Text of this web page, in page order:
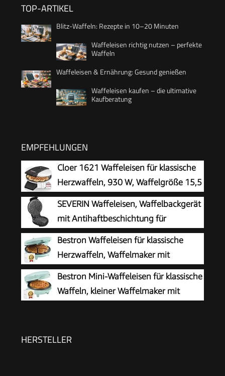
TOP-ARTIKEL
Blitz-Waffeln: Rezepte in 10–20 Minuten
Waffeleisen richtig nutzen – perfekte
Waffeln
Waffeleisen & Ernährung: Gesund genießen
Waffeleisen kaufen – die ultimative
Kaufberatung
EMPFEHLUNGEN
Cloer 1621 Waffeleisen für klassische
Herzwaffeln, 930 W, Waffelgröße 15,5
cm, stufenlos wählbarer
Bräunungsgrad, weiß, Metall
SEVERIN Waffeleisen, Waffelbackgerät
mit Antihaftbeschichtung für
klassische Herzwaffeln, platzsparend
und praktisch, ca. 1.300 W Leistung,
schwarz/Edelstal, WA 2103
Bestron Waffeleisen für klassische
Herzwaffeln, Waffelmaker mit
Antihaftbeschichtung für Waffeln in
Herzform, Retro Design, 700 Watt, Farbe: Mint
Bestron Mini-Waffeleisen für klassische
Waffeln, kleiner Waffelmaker mit
Weihnachten, Retro Design, 550 Watt, Farbe:
HERSTELLER